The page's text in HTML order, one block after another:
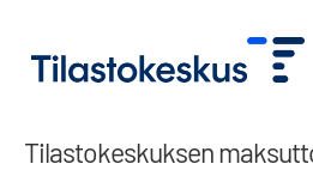
Tilastokeskuksen